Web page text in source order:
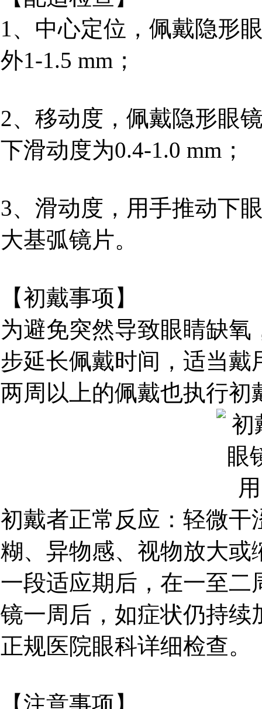
1、中心定位，佩戴隐形
外1-1.5 mm；
2、移动度，佩戴隐形眼
下滑动度为0.4-1.0 mm；
3、滑动度，用手推动下
大基弧镜片。
【初戴事项】
为避免突然导致眼睛缺
步延长佩戴时间，适当
两周以上的佩戴也执行初
初戴者正常反应：轻微
糊、异物感、视物放大
一段适应期后，在一至
镜一周后，如症状仍持
正规医院眼科详细检查。